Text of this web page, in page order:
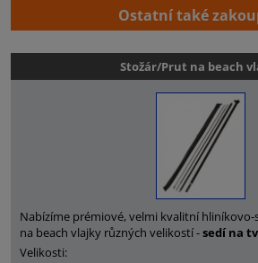
Ostatní také
Stožár/Prut na beach
Nabízíme prémiové, velmi kvalitní
na beach vlajky různých velikostí -sedí na
Velikosti: